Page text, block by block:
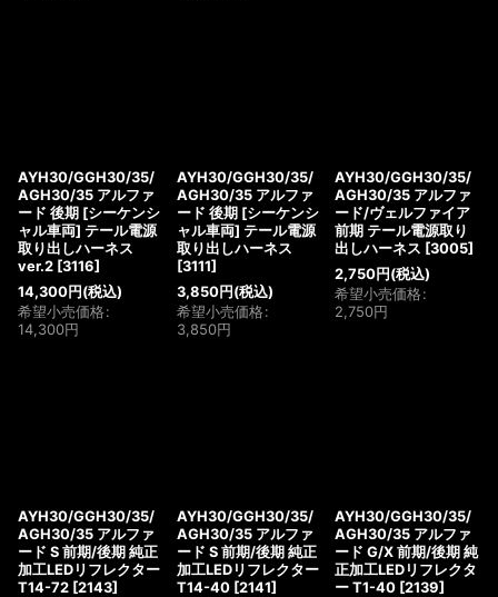
AYH30/GGH30/35/
AGH30/35 アルファ
ード 後期 [シーケンシ
ャル車両] テール電源
取り出しハーネス
ver.2 [3116]
14,300円 (税込)
希望小売価格:
14,300円
AYH30/GGH30/35/
AGH30/35 アルファ
ード 後期 [シーケンシ
ャル車両] テール電源
取り出しハーネス
[3111]
3,850円 (税込)
希望小売価格:
3,850円
AYH30/GGH30/35/
AGH30/35 アルファ
ード/ヴェルファイア
前期 テール電源取り
出しハーネス [3005]
2,750円 (税込)
希望小売価格:
2,750円
AYH30/GGH30/35/
AGH30/35 アルファ
ード S 前期/後期 純正
加工LEDリフレクター
T14-72 [2143]
AYH30/GGH30/35/
AGH30/35 アルファ
ード S 前期/後期 純正
加工LEDリフレクター
T14-40 [2141]
AYH30/GGH30/35/
AGH30/35 アルファ
ード G/X 前期/後期 純
正加工LEDリフレクタ
ー T1-40 [2139]